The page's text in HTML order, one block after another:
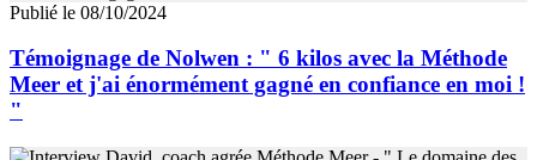
Publié le 08/10/2024
Témoignage de Nolwen : " 6 kilos avec la Méthode
Meer et j'ai énormément gagné en confiance en moi !
"